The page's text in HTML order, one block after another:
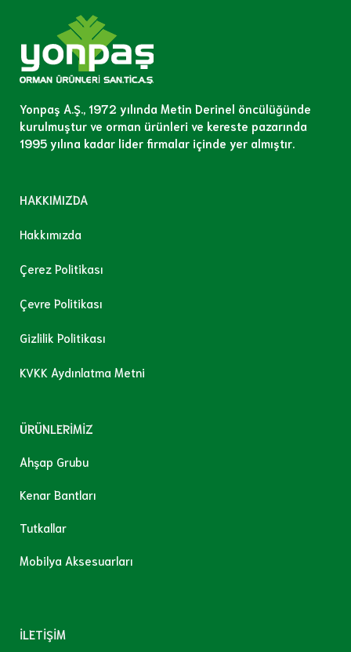
Yonpaş A.Ş., 1972 yılında Metin Derinel öncülüğünde
kurulmuştur ve orman ürünleri ve kereste pazarında
1995 yılına kadar lider firmalar içinde yer almıştır.
HAKKIMIZDA
Hakkımızda
Çerez Politikası
Çevre Politikası
Gizlilik Politikası
KVKK Aydınlatma Metni
ÜRÜNLERİMİZ
Ahşap Grubu
Kenar Bantları
Tutkallar
Mobilya Aksesuarları
İLETİŞİM